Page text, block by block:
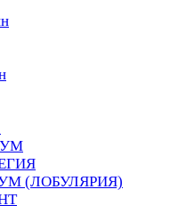
(ЛОБУЛЯРИЯ)